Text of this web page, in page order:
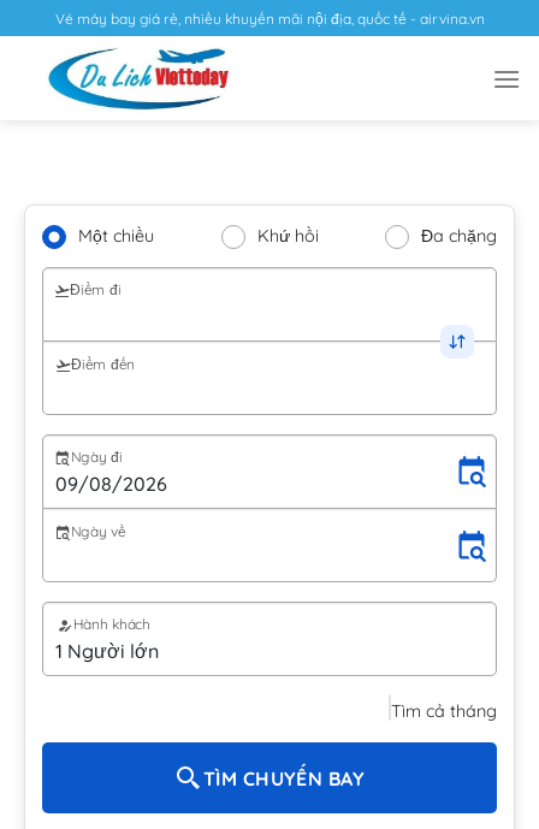
Vé máy bay giá rẻ, nhiều khuyến mãi nội địa, quốc tế - airvina.vn
Một chiều Khứ hồi Đa chặng
Điểm đi
Điểm đến
Ngày đi
Ngày về
Hành khách
Tìm cả tháng
TÌM CHUYẾN BAY